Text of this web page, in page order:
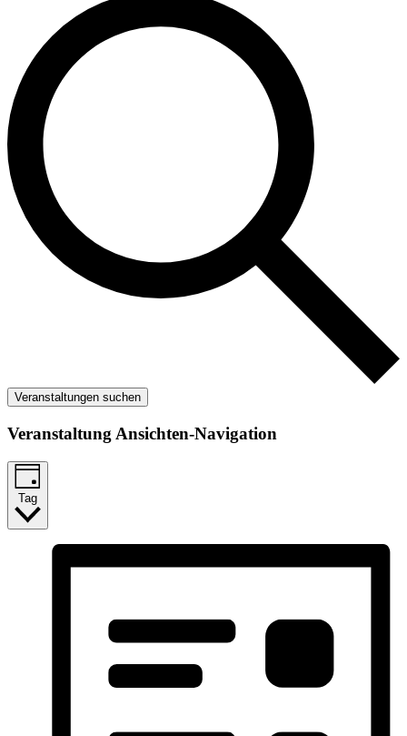
Veranstaltungen suchen
Veranstaltung Ansichten-Navigation
Tag